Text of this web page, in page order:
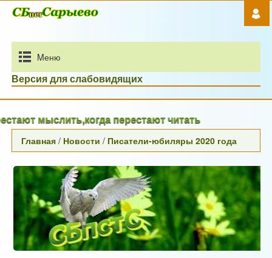
Mеню
Версия для слабовидящих
мыслить,когда перестают читать
Главная / Новости / Писатели-юбиляры 2020 года